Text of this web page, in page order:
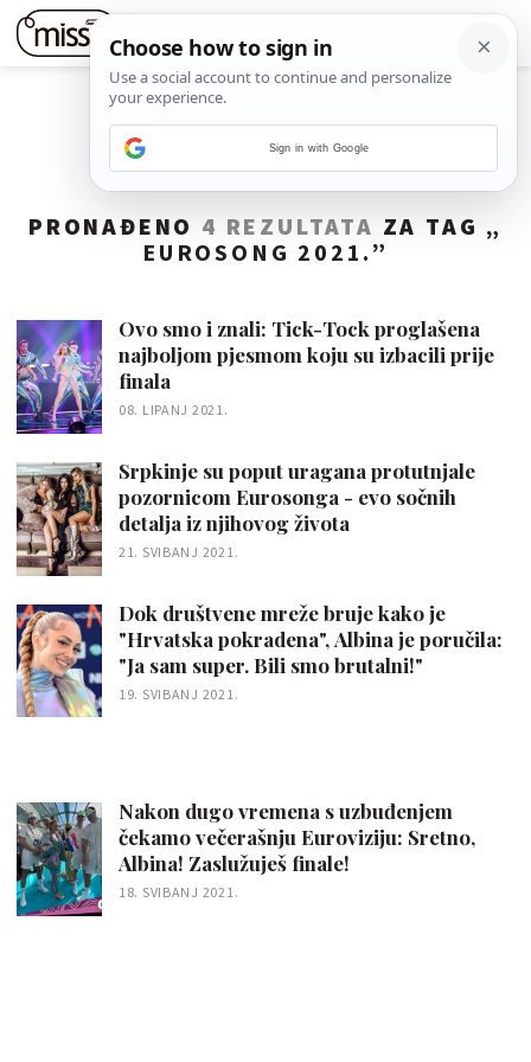
PRONAĐENO 4 REZULTATA ZA TAG „
EUROSONG 2021. ”
Ovo smo i znali: Tick-Tock proglašena
najboljom pjesmom koju su izbacili prije
finala
08. LIPANJ 2021.
Srpkinje su poput uragana protutnjale
pozornicom Eurosonga - evo sočnih
detalja iz njihovog života
21. SVIBANJ 2021.
Dok društvene mreže bruje kako je
"Hrvatska pokradena", Albina je poručila:
"Ja sam super. Bili smo brutalni!"
19. SVIBANJ 2021.
Nakon dugo vremena s uzbuđenjem
čekamo večerašnju Euroviziju: Sretno,
Albina! Zaslužuješ finale!
18. SVIBANJ 2021.
Sign in with Google